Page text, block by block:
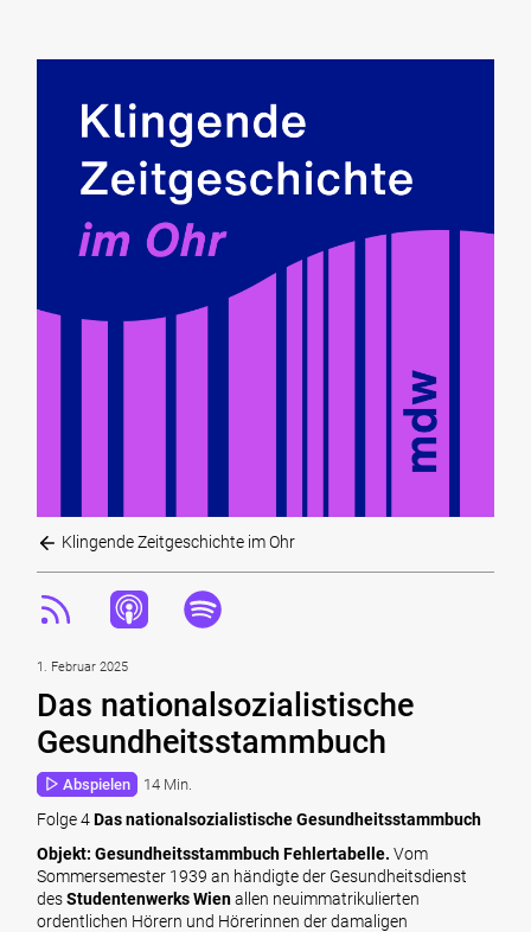
Klingende Zeitgeschichte im Ohr
1. Februar 2025
Das nationalsozialistische
Gesundheitsstammbuch
Abspielen 14 Min.
Folge 4Das nationalsozialistische Gesundheitsstammbuch
Objekt: Gesundheitsstammbuch Fehlertabelle.Vom
Sommersemester 1939 an händigte der Gesundheitsdienst
desStudentenwerks Wienallen neuimmatrikulierten
ordentlichen Hörern und Hörerinnen der damaligen